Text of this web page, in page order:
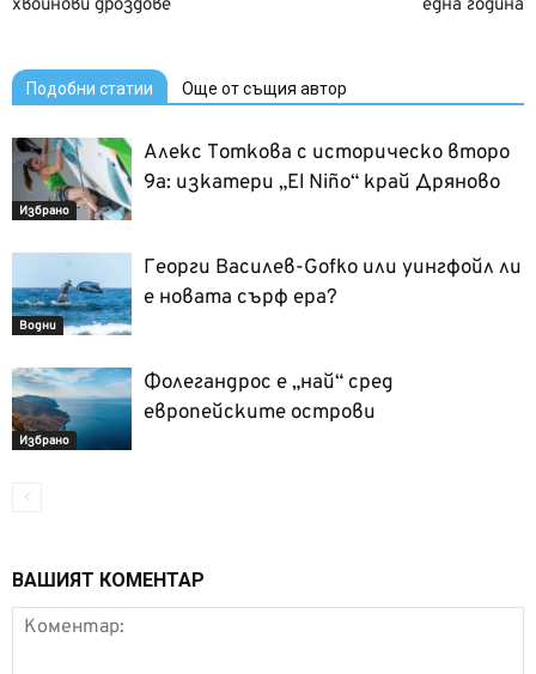
хвойнови дроздове една година
Подобни статии Още от същия автор
Избрано
Алекс Тоткова с историческо второ
9a: изкатери „El Niño“ край Дряново
Водни
Георги Василев-Gofko или уингфойл ли
е новата сърф ера?
Избрано
Фолегандрос е „най“ сред
европейските острови
ВАШИЯТ КОМЕНТАР